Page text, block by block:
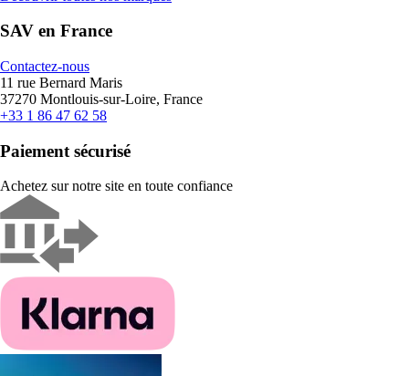
SAV en France
Contactez-nous
11 rue Bernard Maris
37270 Montlouis-sur-Loire, France
+33 1 86 47 62 58
Paiement sécurisé
Achetez sur notre site en toute confiance